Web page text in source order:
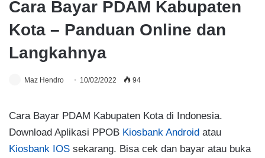
Cara Bayar PDAM Kabupaten
Kota – Panduan Online dan
Langkahnya
Maz Hendro 10/02/2022 94
Cara Bayar PDAM Kabupaten Kota di Indonesia.
Download Aplikasi PPOB Kiosbank Android atau
Kiosbank IOS sekarang. Bisa cek dan bayar atau buka